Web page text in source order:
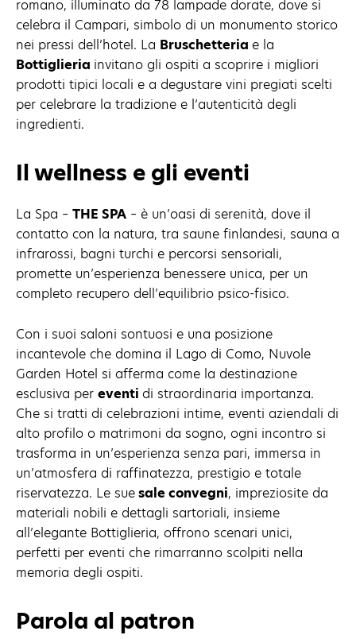
romano, illuminato da 78 lampade dorate, dove si
celebra il Campari, simbolo di un monumento storico
nei pressi dell’hotel. La Bruschetteria e la
Bottiglieria invitano gli ospiti a scoprire i migliori
prodotti tipici locali e a degustare vini pregiati scelti
per celebrare la tradizione e l’autenticità degli
ingredienti.
Il wellness e gli eventi
La Spa – THE SPA – è un’oasi di serenità, dove il
contatto con la natura, tra saune finlandesi, sauna a
infrarossi, bagni turchi e percorsi sensoriali,
promette un’esperienza benessere unica, per un
completo recupero dell’equilibrio psico-fisico.
Con i suoi saloni sontuosi e una posizione
incantevole che domina il Lago di Como, Nuvole
Garden Hotel si afferma come la destinazione
esclusiva per eventi di straordinaria importanza.
Che si tratti di celebrazioni intime, eventi aziendali di
alto profilo o matrimoni da sogno, ogni incontro si
trasforma in un’esperienza senza pari, immersa in
un’atmosfera di raffinatezza, prestigio e totale
riservatezza. Le suesale convegni, impreziosite da
materiali nobili e dettagli sartoriali, insieme
all’elegante Bottiglieria, offrono scenari unici,
perfetti per eventi che rimarranno scolpiti nella
memoria degli ospiti.
Parola al patron